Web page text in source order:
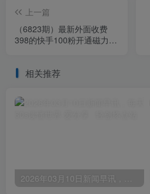
上一篇
（6823期）最新外面收费
398的快手100粉开通磁力聚
相关推荐